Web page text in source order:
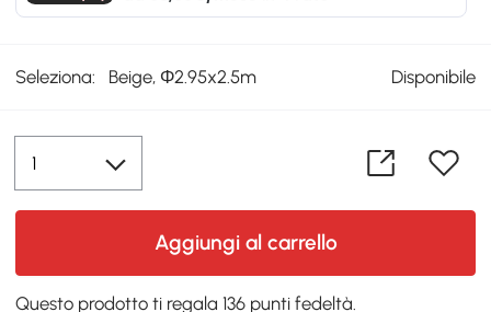
Seleziona: Beige, Φ2.95x2.5m Disponibile
Aggiungi al carrello
Questo prodotto ti regala 136 punti fedeltà.